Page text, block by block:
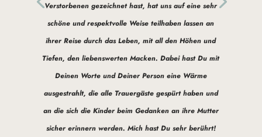
Verstorbenen gezeichnet hast, hat uns auf eine sehr
schöne und respektvolle Weise teilhaben lassen an
ihrer Reise durch das Leben, mit all den Höhen und
Tiefen, den liebenswerten Macken. Dabei hast Du mit
Deinen Worte und Deiner Person eine Wärme
ausgestrahlt, die alle Trauergäste gespürt haben und
an die sich die Kinder beim Gedanken an ihre Mutter
sicher erinnern werden. Mich hast Du sehr berührt!